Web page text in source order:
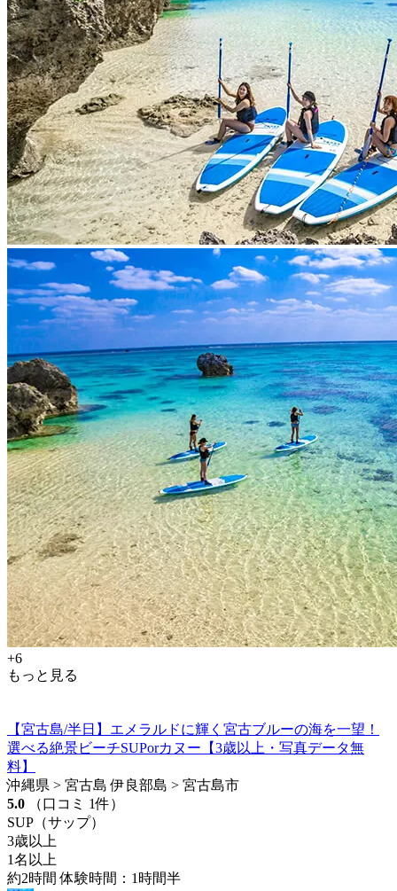
+6
もっと見る
【宮古島/半日】エメラルドに輝く宮古ブルーの海を一望！
選べる絶景ビーチSUPorカヌー【3歳以上・写真データ無
料】
沖縄県 > 宮古島 伊良部島 > 宮古島市
5.0
（口コミ 1件）
SUP（サップ）
3歳以上
1名以上
約2時間 体験時間：1時間半